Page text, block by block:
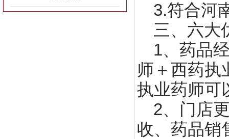
3.符合河
三、六大
1、药品
师＋西药执
执业药师可
2、门店
收、药品销